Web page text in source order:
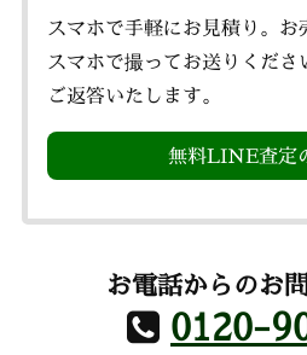
スマホで手軽にお見積り。お
スマホで撮ってお送りくださ
ご返答いたします。
無料LINE査定
お電話からのお
0120-